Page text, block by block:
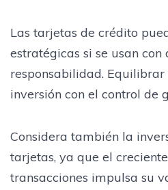
Las tarjetas de crédito
estratégicas si se usan
responsabilidad.
inversión con el control de
Considera también la
tarjetas, ya que el
transacciones impulsa su